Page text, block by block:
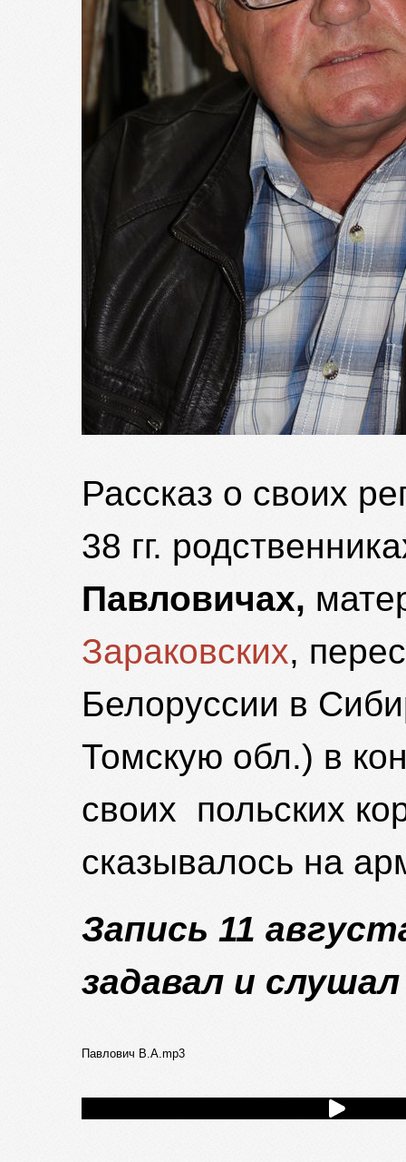
Рассказ о своих
38 гг.
Павловичах,
Зараковских,
Белоруссии в
Томскую обл.) в
своих польских
сказывалось на
Запись 11
задавал и
Павлович В.А.mp3